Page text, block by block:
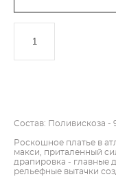
Состав: Поливискоза -
Роскошное платье в
макси, приталенный
драпировка - главные
рельефные вытачки